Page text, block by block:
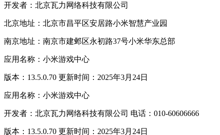
开发者：北京瓦力网络科技有限公司
北京地址：北京市昌平区安居路小米智慧产业园
南京地址：南京市建邺区永初路37号小米华东总部
应用名称：小米游戏中心
版本：13.5.0.70 更新时间：2025年3月24日
应用名称：小米游戏中心
开发者：北京瓦力网络科技有限公司 电话：010-60606666
版本：13.5.0.70 更新时间：2025年3月24日